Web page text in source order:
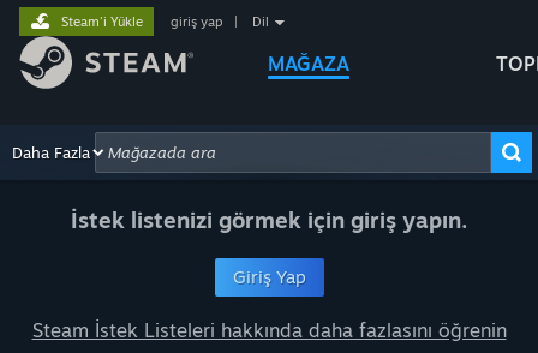
MAĞAZA
Steam'i Yükle giriş yap Dil
Göz at Tavsiyeler Kategoriler Oynamanın
Daha Fazla
Gelişmiş Arama
İstek listenizi görmek için giriş yapın.
Giriş Yap
Steam İstek Listeleri hakkında daha fazlasını öğrenin